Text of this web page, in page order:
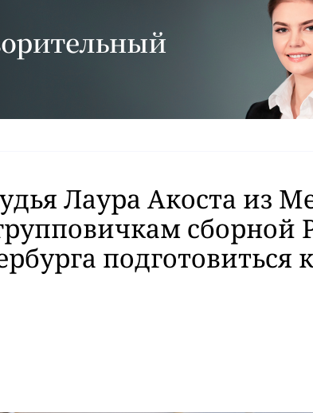
Лаура Акоста из
сборной
подготовиться